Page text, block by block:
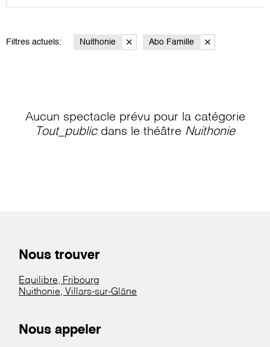
Filtres actuels: Nuithonie Abo Famille
Aucun spectacle prévu pour la catégorie
Tout_publicdans le théâtre Nuithonie
Nous trouver
Equilibre, Fribourg
Nuithonie, Villars-sur-Glâne
Nous appeler